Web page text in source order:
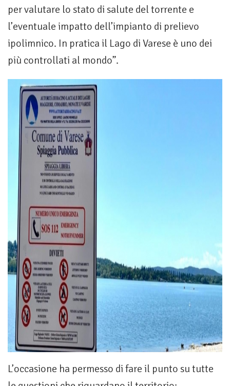
per valutare lo stato di salute del torrente e
l’eventuale impatto dell’impianto di prelievo
ipolimnico. In pratica il Lago di Varese è uno dei
più controllati al mondo”.
L’occasione ha permesso di fare il punto su tutte